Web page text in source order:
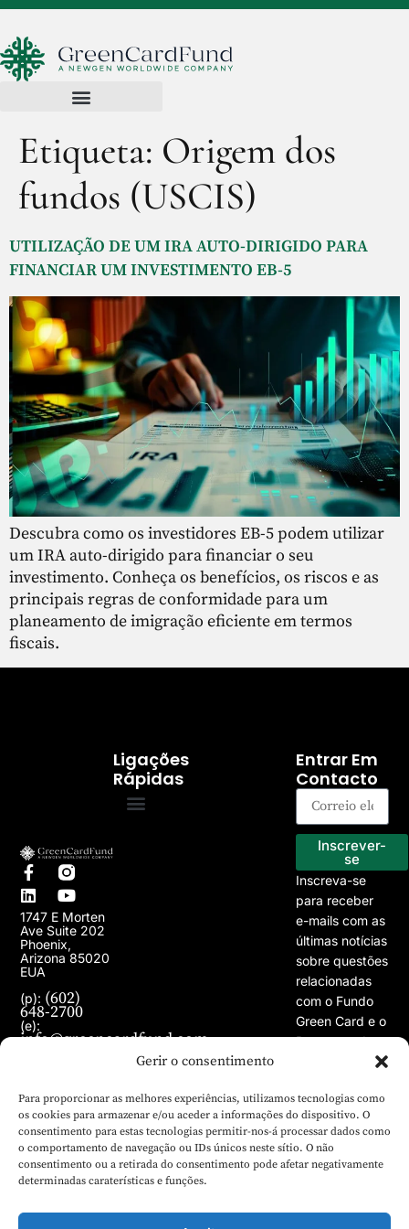
Gerir o consentimento
Para proporcionar as melhores experiências, utilizamos tecnologias como
os cookies para armazenar e/ou aceder a informações do dispositivo. O
consentimento para estas tecnologias permitir-nos-á processar dados como
o comportamento de navegação ou IDs únicos neste sítio. O não
consentimento ou a retirada do consentimento pode afetar negativamente
determinadas caraterísticas e funções.
Etiqueta: Origem dos
fundos (USCIS)
UTILIZAÇÃO DE UM IRA AUTO-DIRIGIDO PARA
FINANCIAR UM INVESTIMENTO EB-5
Descubra como os investidores EB-5 podem utilizar
um IRA auto-dirigido para financiar o seu
investimento. Conheça os benefícios, os riscos e as
principais regras de conformidade para um
planeamento de imigração eficiente em termos
fiscais.
1747 E Morten
Ave Suite 202
Phoenix,
Arizona 85020
EUA
(p): (602)
648-2700
(e):
info@greencardfund.com
Ligações
Rápidas
Entrar Em
Contacto
Inscrever-
se
Inscreva-se
para receber
e-mails com as
últimas notícias
sobre questões
relacionadas
com o Fundo
Green Card e o
Programa de